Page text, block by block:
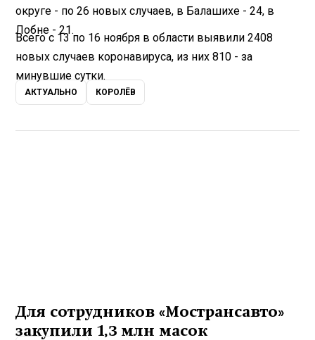
округе - по 26 новых случаев, в Балашихе - 24, в
Лобне - 21.
Всего с 13 по 16 ноября в области выявили 2408
новых случаев коронавируса, из них 810 - за
минувшие сутки.
АКТУАЛЬНО КОРОЛЁВ
Для сотрудников «Мострансавто»
закупили 1,3 млн масок